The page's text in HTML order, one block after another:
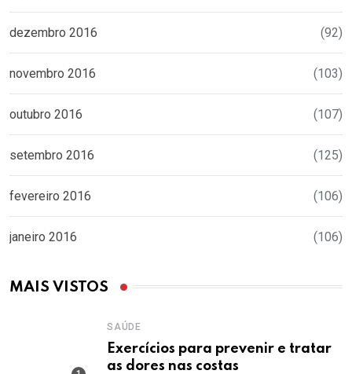
dezembro 2016 (92)
novembro 2016 (103)
outubro 2016 (107)
setembro 2016 (125)
fevereiro 2016 (106)
janeiro 2016 (106)
MAIS VISTOS
SAÚDE
Exercícios para prevenir e tratar
as dores nas costas